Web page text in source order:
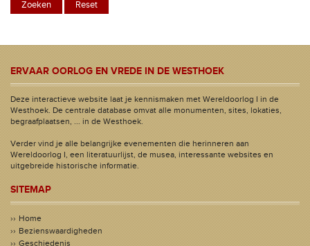
ERVAAR OORLOG EN VREDE IN DE WESTHOEK
Deze interactieve website laat je kennismaken met Wereldoorlog I in de
Westhoek. De centrale database omvat alle monumenten, sites, lokaties,
begraafplaatsen, ... in de Westhoek.
Verder vind je alle belangrijke evenementen die herinneren aan
Wereldoorlog I, een literatuurlijst, de musea, interessante websites en
uitgebreide historische informatie.
SITEMAP
Home
Bezienswaardigheden
Geschiedenis